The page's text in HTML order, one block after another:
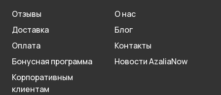
Отзывы
Доставка
Оплата
Бонусная программа
Корпоративным
клиентам
О нас
Блог
Контакты
Новости AzaliaNow